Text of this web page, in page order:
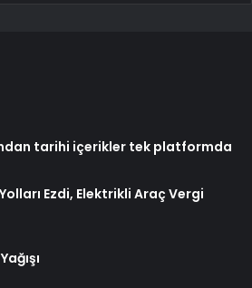
tarihi içerikler tek platformda
Ezdi, Elektrikli Araç Vergi